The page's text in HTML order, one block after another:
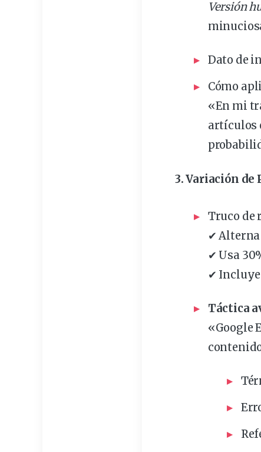
Versión
Dato de
Cómo
«En mi
artículos
3. Variación
Truco de
✔
✔ Usa
✔
Táctica
«Google